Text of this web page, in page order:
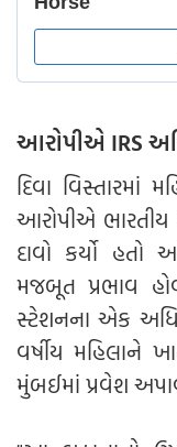
આરોપીએ IRS
દિવા વિસ્તારમાં
આરોપીએ ભારતીય
દાવો કર્યો હતો
મજબૂત પ્રભાવ
સ્ટેશનના એક
વર્ષીય મહિલાને
મુંબઈમાં પ્રવેશ